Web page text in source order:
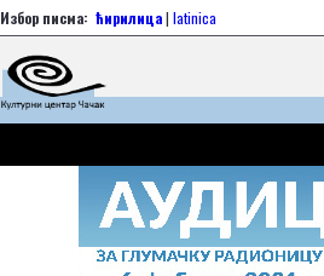
Избор писма: ћирилица| latinica